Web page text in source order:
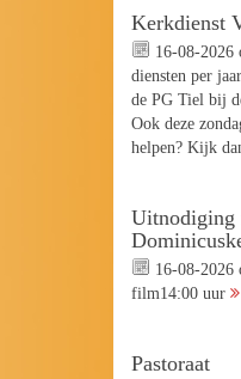
Kerkdienst
16-08-
diensten per
de PG Tiel bij
Ook deze
helpen? Kijk
16-08-2026
film14:00 uur
Pastoraat